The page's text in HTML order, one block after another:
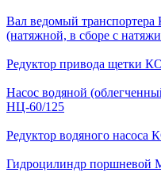
Вал ведомый
(натяжной, в сборе с
Редуктор привода щетки
Насос водяной
НЦ-60/125
Редуктор водяного насоса
Гидроцилиндр поршневой